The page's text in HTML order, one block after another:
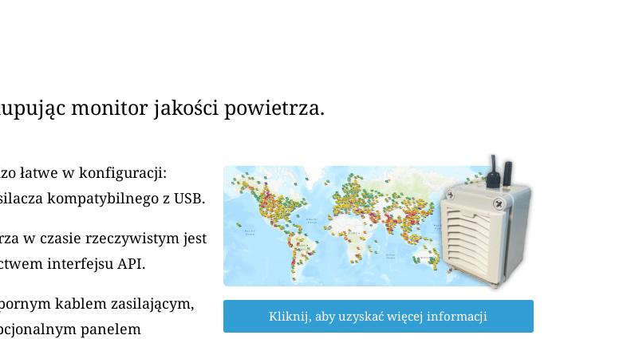
monitor jakości powietrza.
łatwe w konfiguracji:
kompatybilnego z USB.
w czasie rzeczywistym jest
interfejsu API.
kablem zasilającym,
panelem
Kliknij, aby uzyskać więcej informacji